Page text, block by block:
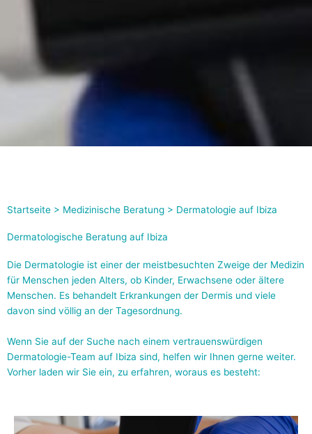
Startseite > Medizinische Beratung > Dermatologie auf Ibiza
Dermatologische Beratung auf Ibiza
Die Dermatologie ist einer der meistbesuchten Zweige der Medizin
für Menschen jeden Alters, ob Kinder, Erwachsene oder ältere
Menschen. Es behandelt Erkrankungen der Dermis und viele
davon sind völlig an der Tagesordnung.
Wenn Sie auf der Suche nach einem vertrauenswürdigen
Dermatologie-Team auf Ibiza sind, helfen wir Ihnen gerne weiter.
Vorher laden wir Sie ein, zu erfahren, woraus es besteht: